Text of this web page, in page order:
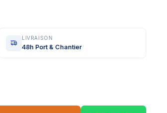
LIVRAISON
48h Port & Chantier